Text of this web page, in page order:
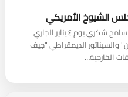
الشيوخ الأمريكي
كتبت: ندى قصاص ‏‎استقبل وزير الخارجية سامح شكري يوم ٤ يناير الجاري
والسيناتور الديمقراطي "جيف
الخارجية…